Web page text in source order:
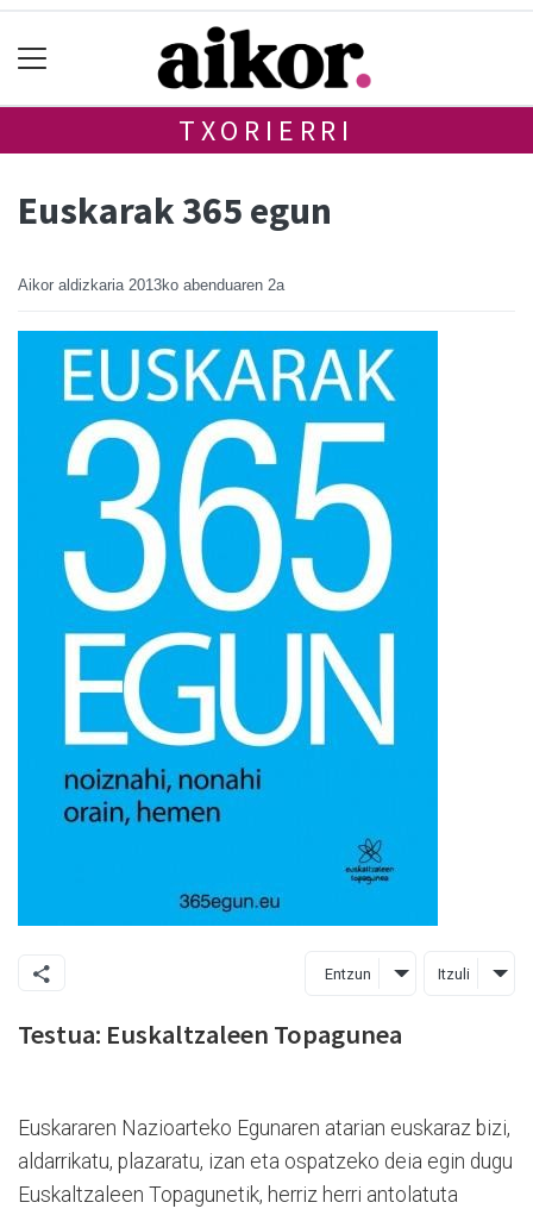
TXORIERRI
Euskarak 365 egun
Aikor aldizkaria 2013ko abenduaren 2a
Entzun Itzuli
Testua: Euskaltzaleen Topagunea
Euskararen Nazioarteko Egunaren atarian euskaraz bizi,
aldarrikatu, plazaratu, izan eta ospatzeko deia egin dugu
Euskaltzaleen Topagunetik, herriz herri antolatuta